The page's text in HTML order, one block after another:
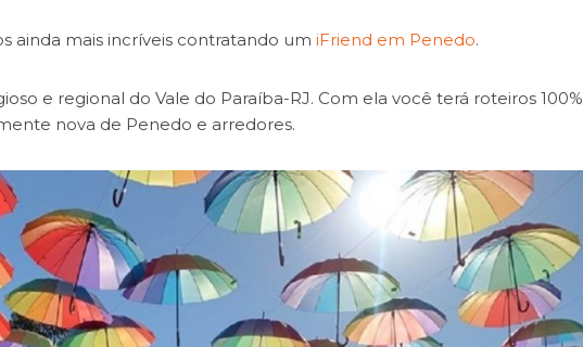
ainda mais incríveis contratando um iFriend em Penedo.
e regional do Vale do Paraíba-RJ. Com ela você terá roteiros 100%
nova de Penedo e arredores.